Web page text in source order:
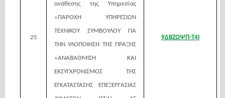
25
ανάθεσης της Υπηρεσίας
«ΠΑΡΟΧΗ ΥΠΗΡΕΣΙΩΝ
ΤΕΧΝΙΚΟΥ ΣΥΜΒΟΥΛΟΥ ΓΙΑ
ΤΗΝ ΥΛΟΠΟΙΗΣΗ ΤΗΣ ΠΡΑΞΗΣ
«ΑΝΑΒΑΘΜΙΣΗ ΚΑΙ
ΕΚΣΥΓΧΡΟΝΙΣΜΟΣ ΤΗΣ
ΕΓΚΑΤΑΣΤΑΣΗΣ ΕΠΕΞΕΡΓΑΣΙΑΣ
9ΔΒΖΩΨΠ-Τ4Ι